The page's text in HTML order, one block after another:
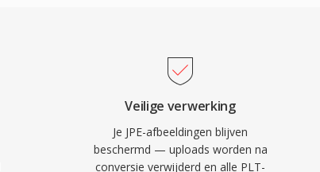
Veilige verwerking
Je JPE-afbeeldingen blijven
beschermd — uploads worden na
conversie verwijderd en alle PLT-